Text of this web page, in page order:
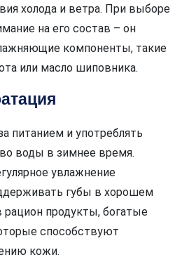
холода и ветра. При выборе
на его состав – он
компоненты, такие
или масло шиповника.
питанием и употреблять
воды в зимнее время.
увлажнение
губы в хорошем
рацион продукты, богатые
способствуют
кожи.